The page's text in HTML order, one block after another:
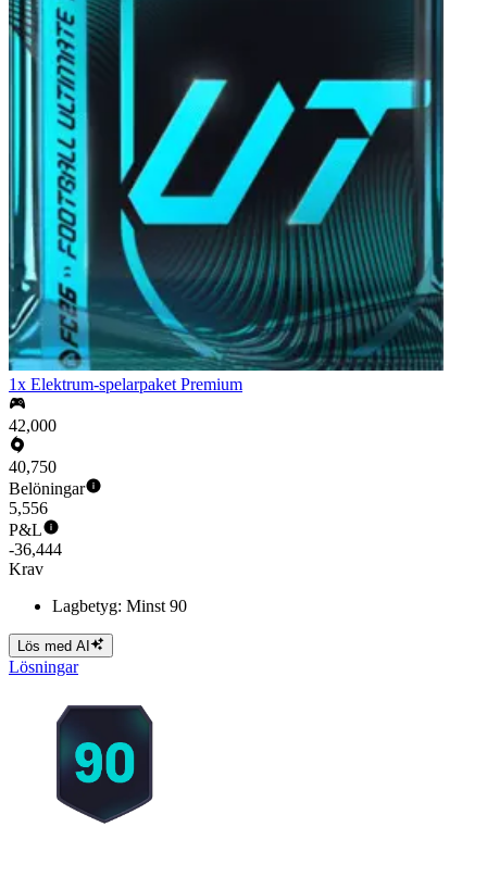
1x Elektrum-spelarpaket Premium
42,000
40,750
Belöningar
5,556
P&L
-36,444
Krav
Lagbetyg: Minst 90
Lös med AI
Lösningar